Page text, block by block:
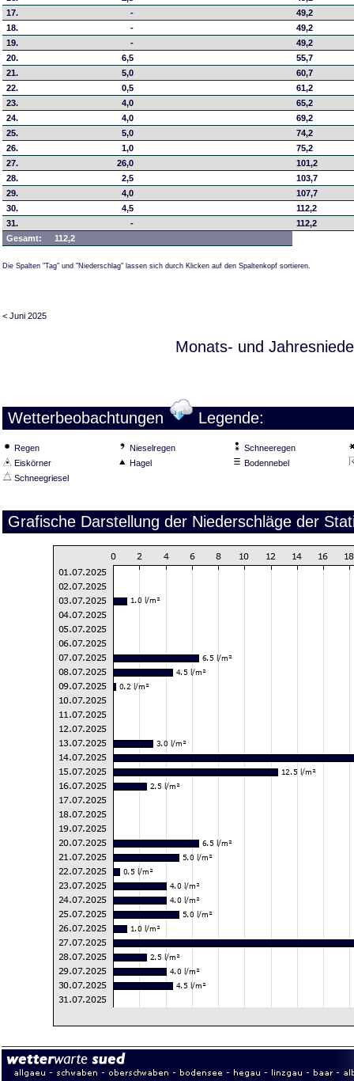
17.
-
49,2
18.
-
49,2
19.
-
49,2
20.
6,5
55,7
21.
5,0
60,7
22.
0,5
61,2
23.
4,0
65,2
24.
4,0
69,2
25.
5,0
74,2
26.
1,0
75,2
27.
26,0
101,2
28.
2,5
103,7
29.
4,0
107,7
30.
4,5
112,2
31.
-
112,2
Gesamt:
112,2
Die Spalten "Tag" und "Niederschlag" lassen sich durch Klicken auf den Spaltenkopf sortieren.
< Juni 2025
Monats- und
Wetterbeobachtungen Legende:
Regen Nieselregen
Schneeregen
Eiskörner
Hagel
Bodennebel
Schneegriesel
Grafische Darstellung der Niederschläge der